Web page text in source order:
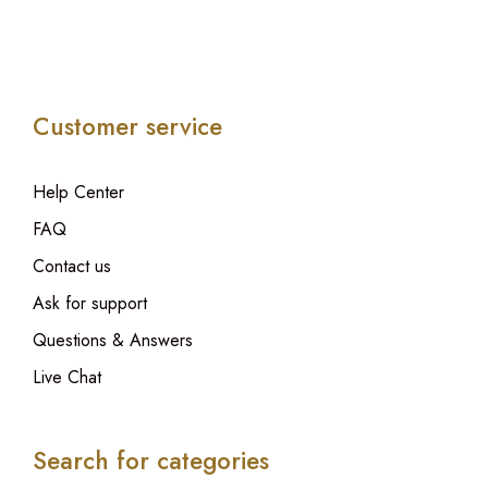
Customer service
Help Center
FAQ
Contact us
Ask for support
Questions & Answers
Live Chat
Search for categories